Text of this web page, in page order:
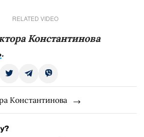
RELATED VIDEO
Константинова
.
Константинова